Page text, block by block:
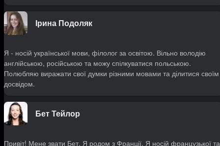
Ірина Подоляк
Я - носій української мови, філолог за освітою. Вільно володію
англійською, російською та можу спілкуватися польською.
Полюбляю виражати свої думки різними мовами та ділитися своїм
досвідом.
Бет Тейлор
Привіт! Мене звати Бет. Я родом з Франції. Я носій французької та